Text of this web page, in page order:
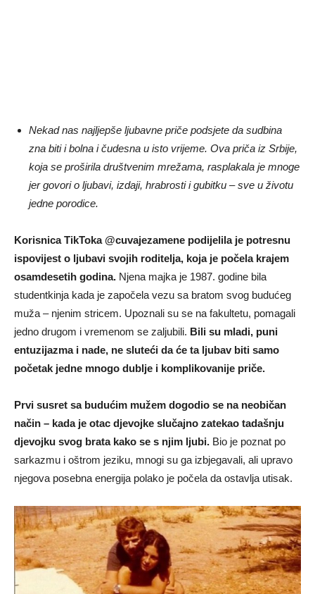
Nekad nas najljepše ljubavne priče podsjete da sudbina
zna biti i bolna i čudesna u isto vrijeme. Ova priča iz Srbije,
koja se proširila društvenim mrežama, rasplakala je mnoge
jer govori o ljubavi, izdaji, hrabrosti i gubitku – sve u životu
jedne porodice.
Korisnica TikToka @cuvajezamene podijelila je potresnu
ispovijest o ljubavi svojih roditelja, koja je počela krajem
osamdesetih godina. Njena majka je 1987. godine bila
studentkinja kada je započela vezu sa bratom svog budućeg
muža – njenim stricem. Upoznali su se na fakultetu, pomagali
jedno drugom i vremenom se zaljubili. Bili su mladi, puni
entuzijazma i nade, ne sluteći da će ta ljubav biti samo
početak jedne mnogo dublje i komplikovanije priče.
Prvi susret sa budućim mužem dogodio se na neobičan
način – kada je otac djevojke slučajno zatekao tadašnju
djevojku svog brata kako se s njim ljubi. Bio je poznat po
sarkazmu i oštrom jeziku, mnogi su ga izbjegavali, ali upravo
njegova posebna energija polako je počela da ostavlja utisak.